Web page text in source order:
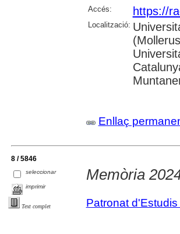
Accés: https://
Localització:
Enllaç
8 / 5846
seleccionar
imprimir
Text complet
Memòria
Patronat